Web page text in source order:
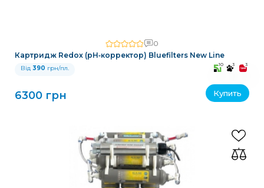
0
Картридж Redox (pH‑корректор) Bluefilters New Line
Від 390 грн/пл. 10 3 3
6300 грн Купить